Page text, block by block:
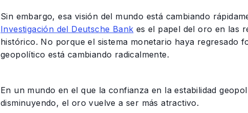
Sin embargo, esa visión del mundo está cambiando
Investigación del Deutsche Bank es el papel del oro en las
histórico. No porque el sistema monetario haya
geopolítico está cambiando radicalmente.
En un mundo en el que la confianza en la estabilidad
disminuyendo, el oro vuelve a ser más atractivo.